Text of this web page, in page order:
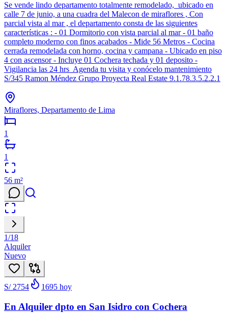
Se vende lindo departamento totalmente remodelado, ubicado en
calle 7 de junio, a una cuadra del Malecon de miraflores , Con
parcial vista al mar , el departamento consta de las siguientes
características : - 01 Dormitorio con vista parcial al mar - 01 baño
completo moderno con finos acabados - Mide 56 Metros - Cocina
cerrada remodelada con horno, cocina y campana - Ubicado en piso
4 con ascensor - Incluye 01 Cochera techada y 01 deposito -
Vigilancia las 24 hrs Agenda tu visita y conócelo mantenimiento
S/345 Ramon Méndez Grupo Proyecta Real Estate 9.1.78.3.5.2.2.1
Miraflores, Departamento de Lima
1
1
56 m²
1/18
Alquiler
Nuevo
S/ 2754 1695 hoy
En Alquiler dpto en San Isidro con Cochera